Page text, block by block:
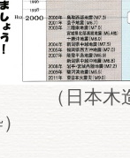
日本木造住